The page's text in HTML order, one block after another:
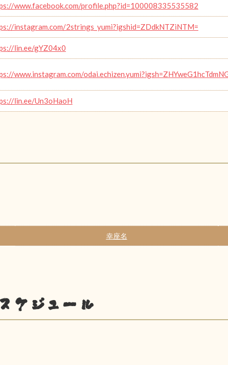
www.facebook.com/profile.php?id=100008335535582
instagram.com/2strings_yumi?igshid=ZDdkNTZiNTM=
lin.ee/gYZ04x0
www.instagram.com/
lin.ee/Un3oHaoH
幸座名
ケジュール